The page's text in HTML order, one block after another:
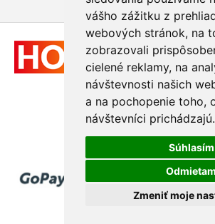
vášho zážitku z
webových stránok, na
zobrazovali
cielené reklamy, na
návštevnosti našich
a na pochopenie toho,
návštevníci prichádzajú.
Súhlasím
Odmietam
Zmeniť moje
Hologram-